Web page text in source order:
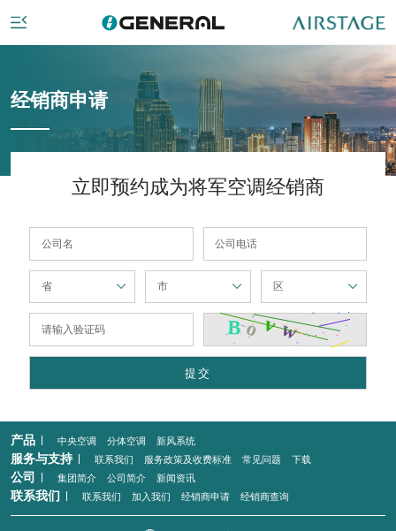
经销商申请
立即预约成为将军空调经销商
产品 中央空调 分体空调 新风系统
服务与支持 联系我们 服务政策及收费标准 常见问题 下载
公司 集团简介 公司简介 新闻资讯
联系我们 联系我们 加入我们 经销商申请 经销商查询